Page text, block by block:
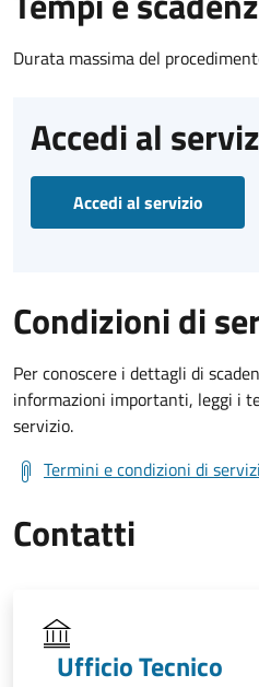
Durata massima del
Accedi al
Accedi al servizio
Condizioni di
Per conoscere i dettagli di
informazioni importanti, leggi i
servizio.
Termini e condizioni di
Contatti
Ufficio Tecnico